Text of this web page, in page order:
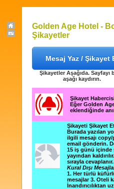
Golden Age Hotel -
Şikayetler
Mesaj Yaz / Şikayet
Şikayetler Aşağıda. Sayfayı
aşağı kaydırın.
Şikayet
Eğer Golden
eklendiğinde
Şikayeti Şikayet
Burada yazılan
ilgili mesajı
email gönderin.
15 iş günü içinde
yayından
sırayla cevaplanır.
Kural Dışı
1. Her türlü
mesajlar 3. Oteli
İnandırıcılıktan